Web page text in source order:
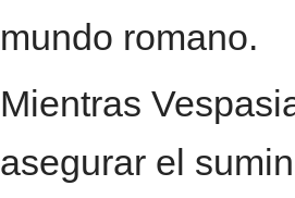
mundo romano.
Mientras
asegurar el